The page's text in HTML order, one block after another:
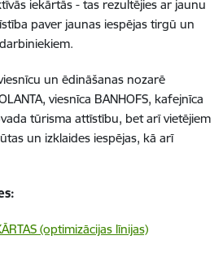
iekārtās - tas rezultējies ar jaunu
paver jaunas iespējas tirgū un
un ēdināšanas nozarē
viesnīca BANHOFS, kafejnīca
tūrisma attīstību, bet arī vietējiem
un izklaides iespējas, kā arī
(optimizācijas līnijas)